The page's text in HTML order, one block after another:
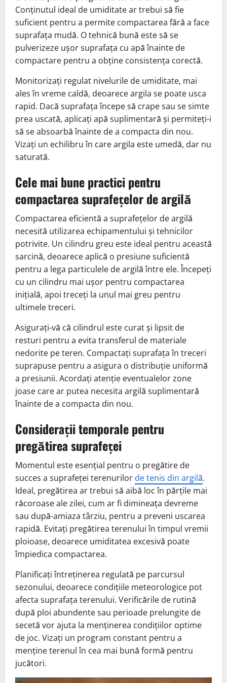
Conținutul ideal de umiditate ar trebui să fie
suficient pentru a permite compactarea fără a face
suprafața mudă. O tehnică bună este să se
pulverizeze ușor suprafața cu apă înainte de
compactare pentru a obține consistența corectă.
Monitorizați regulat nivelurile de umiditate, mai
ales în vreme caldă, deoarece argila se poate usca
rapid. Dacă suprafața începe să crape sau se simte
prea uscată, aplicați apă suplimentară și permiteți-i
să se absoarbă înainte de a compacta din nou.
Vizați un echilibru în care argila este umedă, dar nu
saturată.
Cele mai bune practici pentru
compactarea suprafețelor de argilă
Compactarea eficientă a suprafețelor de argilă
necesită utilizarea echipamentului și tehnicilor
potrivite. Un cilindru greu este ideal pentru această
sarcină, deoarece aplică o presiune suficientă
pentru a lega particulele de argilă între ele. Începeți
cu un cilindru mai ușor pentru compactarea
inițială, apoi treceți la unul mai greu pentru
ultimele treceri.
Asigurați-vă că cilindrul este curat și lipsit de
resturi pentru a evita transferul de materiale
nedorite pe teren. Compactați suprafața în treceri
suprapuse pentru a asigura o distribuție uniformă
a presiunii. Acordați atenție eventualelor zone
joase care ar putea necesita argilă suplimentară
înainte de a compacta din nou.
Considerații temporale pentru
pregătirea suprafeței
Momentul este esențial pentru o pregătire de
succes a suprafeței terenurilor de tenis din argilă.
Ideal, pregătirea ar trebui să aibă loc în părțile mai
răcoroase ale zilei, cum ar fi dimineața devreme
sau după-amiaza târziu, pentru a preveni uscarea
rapidă. Evitați pregătirea terenului în timpul vremii
ploioase, deoarece umiditatea excesivă poate
împiedica compactarea.
Planificați întreținerea regulată pe parcursul
sezonului, deoarece condițiile meteorologice pot
afecta suprafața terenului. Verificările de rutină
după ploi abundente sau perioade prelungite de
secetă vor ajuta la menținerea condițiilor optime
de joc. Vizați un program constant pentru a
menține terenul în cea mai bună formă pentru
jucători.